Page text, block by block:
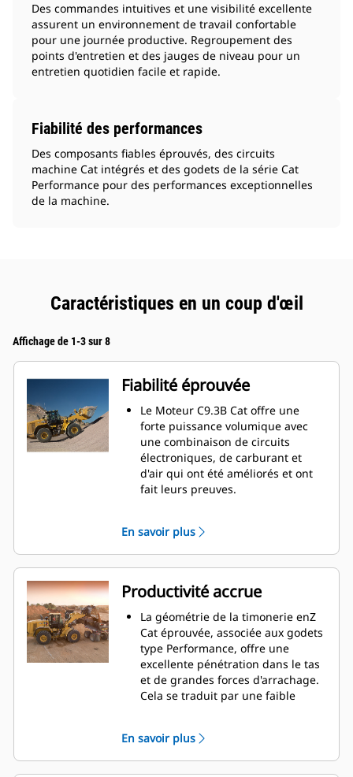
Des commandes intuitives et une visibilité excellente
assurent un environnement de travail confortable
pour une journée productive. Regroupement des
points d'entretien et des jauges de niveau pour un
entretien quotidien facile et rapide.
Fiabilité des performances
Des composants fiables éprouvés, des circuits
machine Cat intégrés et des godets de la série Cat
Performance pour des performances exceptionnelles
de la machine.
Caractéristiques en un coup d'œil
Affichage de 1-3 sur 8
Fiabilité éprouvée
Le Moteur C9.3B Cat offre une
forte puissance volumique avec
une combinaison de circuits
électroniques, de carburant et
d'air qui ont été améliorés et ont
fait leurs preuves.
d'un module d'émissions propres
Cat (CEM, Clean Emissions Module)
avec filtre à particules diesel (DPF,
Diesel Particulate Filter) et
réservoir et pompe de liquide
d'échappement diesel (DEF, Diesel
Exhaust Fluid).
Le moteur est conforme à la norme
américaine EPA Tier 4 Final, la
norme européenne Stage V, la
norme coréenne Tier 4 Final, la
japonaise 2014 (Tier 4 Final) sur les
émissions.
Le choix minutieux et la
En savoir plus
Productivité accrue
La géométrie de la timonerie enZ
Cat éprouvée, associée aux godets
type Performance, offre une
excellente pénétration dans le tas
et de grandes forces d'arrachage.
Cela se traduit par une faible
exceptionnelles.
La transmission à trains
En savoir plus